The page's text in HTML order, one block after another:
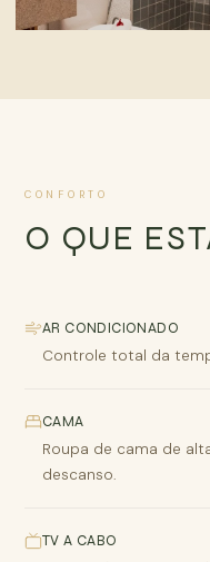
CONFORTO
O QUE
AR CONDICIONADO
Controle total da
CAMA
Roupa de cama de
descanso.
TV A CABO